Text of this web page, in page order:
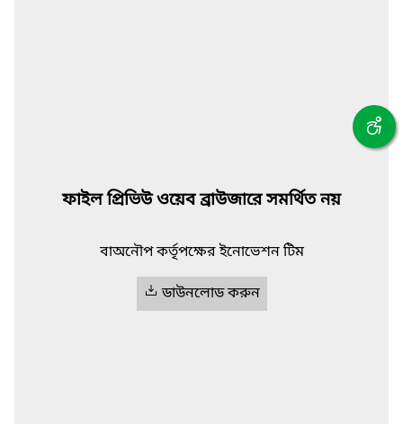
ফাইল প্রিভিউ ওয়েব ব্রাউজারে সমর্থিত নয়
বাঅনৌপ কর্তৃপক্ষের ইনোভেশন টিম
ডাউনলোড করুন